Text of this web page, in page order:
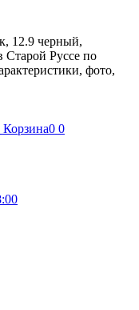
12.9 черный,
Старой Руссе по
фото,
Корзина0 0